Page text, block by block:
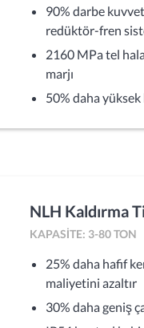
90% darbe
redüktör-fren
2160 MPa tel
marjı
50% daha
NLH Kaldırma
KAPASITE: 3-80 TON
25% daha hafif
maliyetini azaltır
30% daha geniş